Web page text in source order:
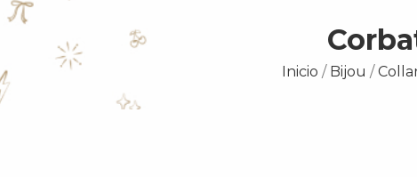
Inicio Bijou